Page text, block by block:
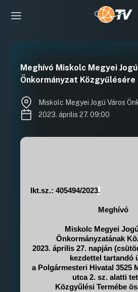
Meghívó Miskolc Megyei
Önkormányzat
Miskolc Megyei Jogú Város
2023. április 27. 09:00
Ikt.sz.: 405494/2023.
Meghívó
Miskolc Megyei
Önkormányzatának
2023. április 27. napján
kezdettel tartandó
a Polgármesteri Hivatal 3525
utca 2. sz. alatti
Közgyűlési Termébe